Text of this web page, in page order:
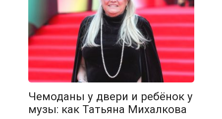
Чемоданы у двери и ребёнок у
музы: как Татьяна Михалкова